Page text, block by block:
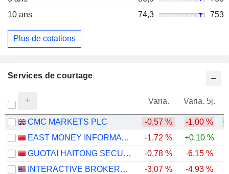
10 ans
74,3 753
Plus de cotations
Services de courtage
Varia. Varia. 5j.
CMC MARKETS PLC -0,57 % -1,00 %
EAST MONEY INFORMATION CO.,LTD.
-1,72 % +0,10 %
GUOTAI HAITONG SECURITIES CO., LTD.
-0,78 % -6,15 %
INTERACTIVE BROKERS GROUP, INC.
-3,07 % -4,93 %